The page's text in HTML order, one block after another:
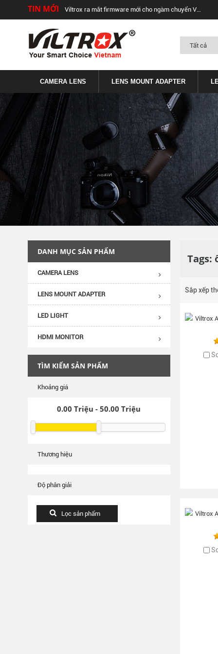
TIN MỚI Viltrox ra mắt firmware mới cho ngàm chuyển Viltrox EF-FX1 và EF-FX2 (v.2.29)
CAMERA LENS LENS MOUNT ADAPTER
Tags:
Sắp xếp
DANH MỤC SẢN PHẨM
CAMERA LENS
LENS MOUNT ADAPTER
LED LIGHT
HDMI MONITOR
TÌM KIẾM SẢN PHẨM
Khoảng giá
0.00 Triệu -50.00 Triệu
Thương hiệu
Độ phân giải